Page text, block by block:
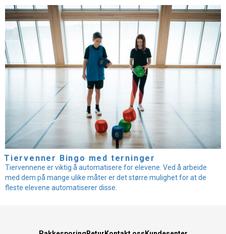
Tiervenner Bingo med terninger
Tiervennene er viktig å automatisere for elevene. Ved å arbeide
med dem på mange ulike måter er det større mulighet for at de
fleste elevene automatiserer disse.